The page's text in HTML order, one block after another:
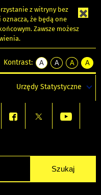
z witryny bez
że będą one
Zawsze możesz
Kontrast:
A
kontrast
A
kontrast
tekst
czarnym
A
kontrast
tekst
czarnym
A
tekst
żółtym
Urzędy Statystyczne